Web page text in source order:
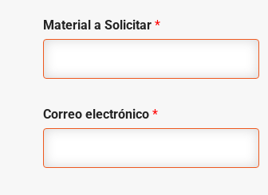
Material a Solicitar *
Correo electrónico *